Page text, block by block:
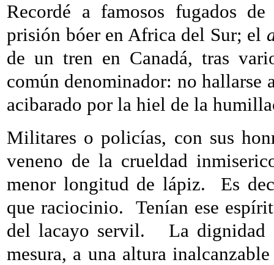
Recordé a famosos fugados
prisión bóer en Africa del Sur; el
de un tren en Canadá, tras
común denominador: no hallarse
acibarado por la hiel de la
Militares o policías, con sus
veneno de la crueldad
menor longitud de lápiz.
Es
que raciocinio.
Tenían ese
del lacayo servil.
La dignidad
mesura, a una altura